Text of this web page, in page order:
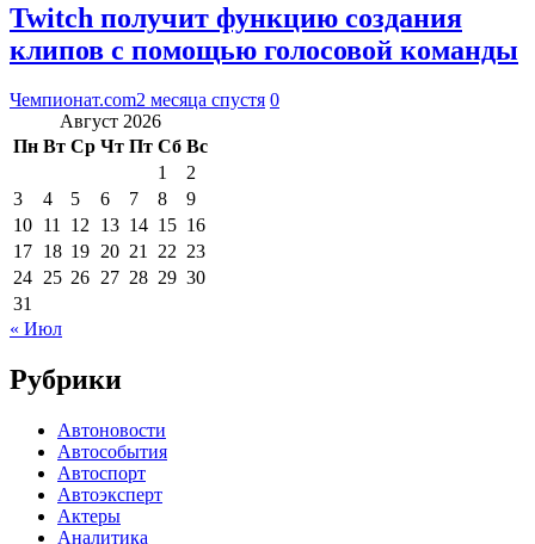
Twitch получит функцию создания
клипов с помощью голосовой команды
Чемпионат.com2 месяца спустя 0
Август 2026
Пн Вт Ср Чт Пт Сб Вс
1
2
3
4 5 6 7 8
9
10 11 12 13 14 15 16
17 18 19 20 21 22 23
24 25 26 27 28 29 30
31
« Июл
Рубрики
Автоновости
Автособытия
Автоспорт
Автоэксперт
Актеры
Аналитика